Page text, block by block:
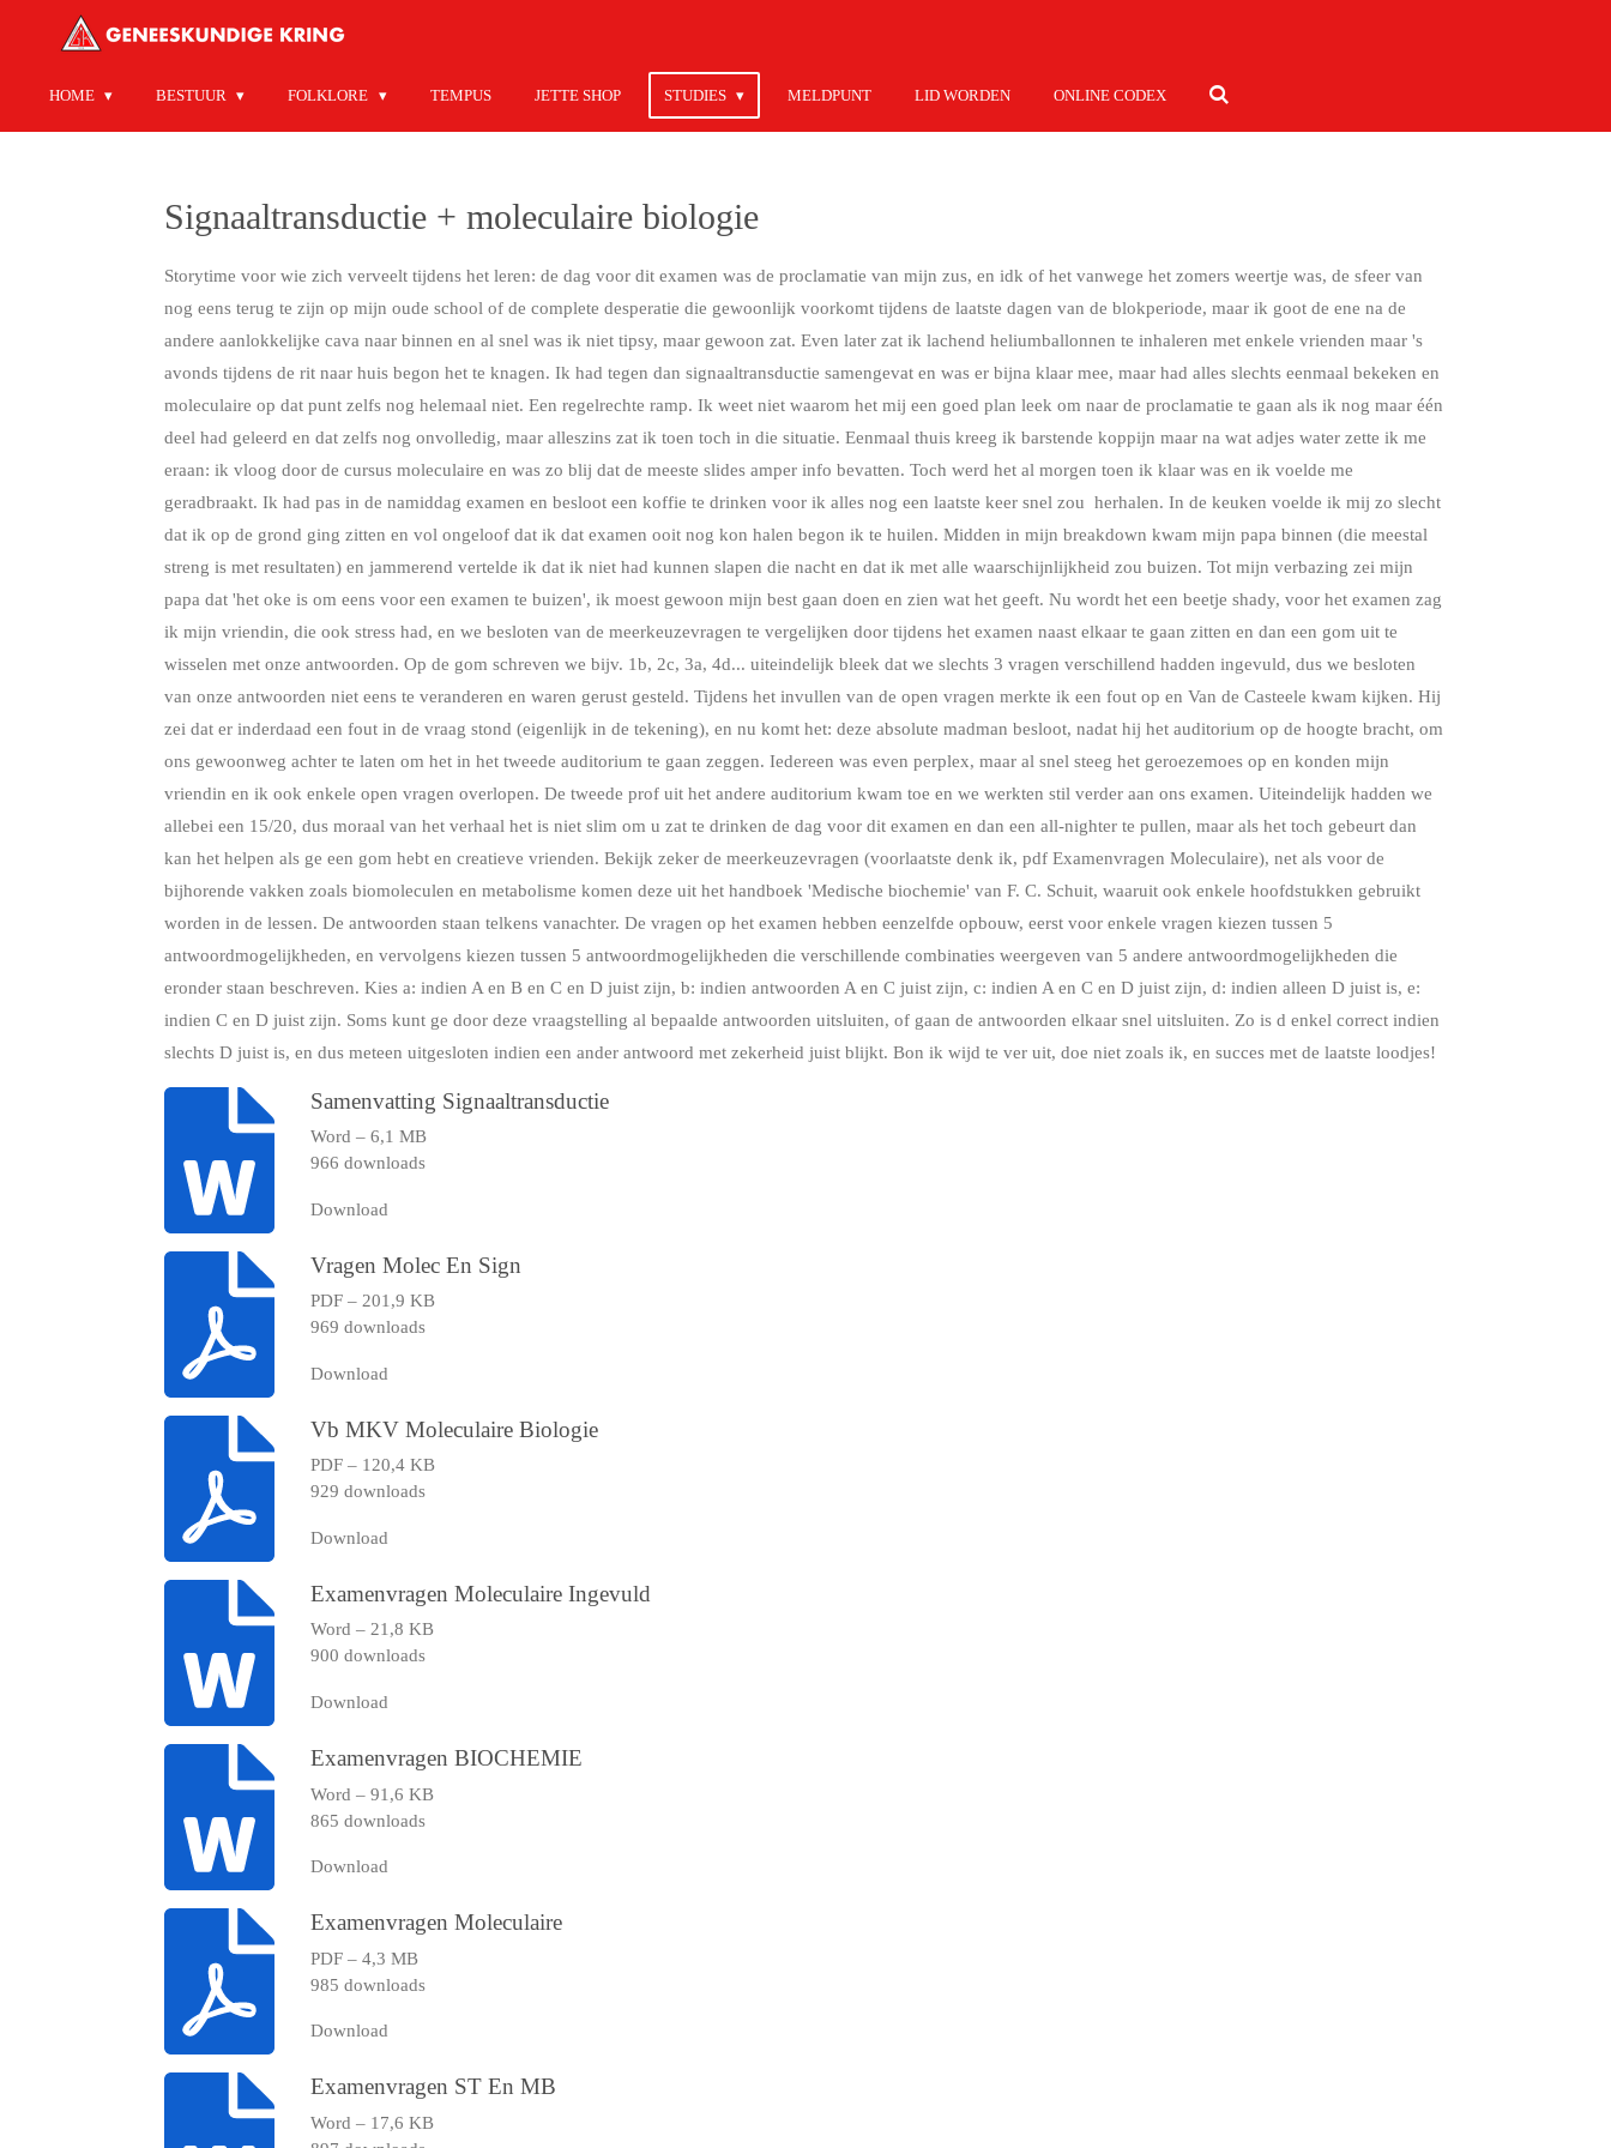
HOME BESTUUR FOLKLORE TEMPUS JETTE SHOP STUDIES MELDPUNT LID WORDEN ONLINE CODEX
Signaaltransductie + moleculaire biologie
Storytime voor wie zich verveelt tijdens het leren: de dag voor dit examen was de proclamatie van mijn zus, en idk of het vanwege het zomers weertje was, de sfeer van
nog eens terug te zijn op mijn oude school of de complete desperatie die gewoonlijk voorkomt tijdens de laatste dagen van de blokperiode, maar ik goot de ene na de
andere aanlokkelijke cava naar binnen en al snel was ik niet tipsy, maar gewoon zat. Even later zat ik lachend heliumballonnen te inhaleren met enkele vrienden maar 's
avonds tijdens de rit naar huis begon het te knagen. Ik had tegen dan signaaltransductie samengevat en was er bijna klaar mee, maar had alles slechts eenmaal bekeken en
moleculaire op dat punt zelfs nog helemaal niet. Een regelrechte ramp. Ik weet niet waarom het mij een goed plan leek om naar de proclamatie te gaan als ik nog maar één
deel had geleerd en dat zelfs nog onvolledig, maar alleszins zat ik toen toch in die situatie. Eenmaal thuis kreeg ik barstende koppijn maar na wat adjes water zette ik me
eraan: ik vloog door de cursus moleculaire en was zo blij dat de meeste slides amper info bevatten. Toch werd het al morgen toen ik klaar was en ik voelde me
geradbraakt. Ik had pas in de namiddag examen en besloot een koffie te drinken voor ik alles nog een laatste keer snel zou herhalen. In de keuken voelde ik mij zo slecht
dat ik op de grond ging zitten en vol ongeloof dat ik dat examen ooit nog kon halen begon ik te huilen. Midden in mijn breakdown kwam mijn papa binnen (die meestal
streng is met resultaten) en jammerend vertelde ik dat ik niet had kunnen slapen die nacht en dat ik met alle waarschijnlijkheid zou buizen. Tot mijn verbazing zei mijn
papa dat 'het oke is om eens voor een examen te buizen', ik moest gewoon mijn best gaan doen en zien wat het geeft. Nu wordt het een beetje shady, voor het examen zag
ik mijn vriendin, die ook stress had, en we besloten van de meerkeuzevragen te vergelijken door tijdens het examen naast elkaar te gaan zitten en dan een gom uit te
wisselen met onze antwoorden. Op de gom schreven we bijv. 1b, 2c, 3a, 4d... uiteindelijk bleek dat we slechts 3 vragen verschillend hadden ingevuld, dus we besloten
van onze antwoorden niet eens te veranderen en waren gerust gesteld. Tijdens het invullen van de open vragen merkte ik een fout op en Van de Casteele kwam kijken. Hij
zei dat er inderdaad een fout in de vraag stond (eigenlijk in de tekening), en nu komt het: deze absolute madman besloot, nadat hij het auditorium op de hoogte bracht, om
ons gewoonweg achter te laten om het in het tweede auditorium te gaan zeggen. Iedereen was even perplex, maar al snel steeg het geroezemoes op en konden mijn
vriendin en ik ook enkele open vragen overlopen. De tweede prof uit het andere auditorium kwam toe en we werkten stil verder aan ons examen. Uiteindelijk hadden we
allebei een 15/20, dus moraal van het verhaal het is niet slim om u zat te drinken de dag voor dit examen en dan een all-nighter te pullen, maar als het toch gebeurt dan
kan het helpen als ge een gom hebt en creatieve vrienden. Bekijk zeker de meerkeuzevragen (voorlaatste denk ik, pdf Examenvragen Moleculaire), net als voor de
bijhorende vakken zoals biomoleculen en metabolisme komen deze uit het handboek 'Medische biochemie' van F. C. Schuit, waaruit ook enkele hoofdstukken gebruikt
worden in de lessen. De antwoorden staan telkens vanachter. De vragen op het examen hebben eenzelfde opbouw, eerst voor enkele vragen kiezen tussen 5
antwoordmogelijkheden, en vervolgens kiezen tussen 5 antwoordmogelijkheden die verschillende combinaties weergeven van 5 andere antwoordmogelijkheden die
eronder staan beschreven. Kies a: indien A en B en C en D juist zijn, b: indien antwoorden A en C juist zijn, c: indien A en C en D juist zijn, d: indien alleen D juist is, e:
indien C en D juist zijn. Soms kunt ge door deze vraagstelling al bepaalde antwoorden uitsluiten, of gaan de antwoorden elkaar snel uitsluiten. Zo is d enkel correct indien
slechts D juist is, en dus meteen uitgesloten indien een ander antwoord met zekerheid juist blijkt. Bon ik wijd te ver uit, doe niet zoals ik, en succes met de laatste loodjes!
Samenvatting Signaaltransductie
Word – 6,1 MB
966 downloads
Download
Vragen Molec En Sign
PDF – 201,9 KB
969 downloads
Download
Vb MKV Moleculaire Biologie
PDF – 120,4 KB
929 downloads
Download
Examenvragen Moleculaire Ingevuld
Word – 21,8 KB
900 downloads
Download
Examenvragen BIOCHEMIE
Word – 91,6 KB
865 downloads
Download
Examenvragen Moleculaire
PDF – 4,3 MB
985 downloads
Download
Examenvragen ST En MB
Word – 17,6 KB